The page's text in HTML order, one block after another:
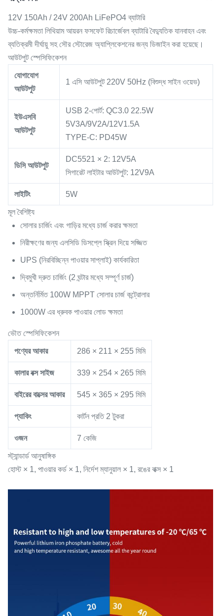
12V 150Ah / 24V 200Ah LiFePO4 ব্যাটারি
উচ্চ-কর্মক্ষমতা লিথিয়াম আয়রন ফসফেট রিচার্জেবল ব্যাটারি বৈদ্যুতিক যানবাহন এবং
ব্যতিক্রমী দীর্ঘায়ু সহ সৌর স্টোরেজ অ্যাপ্লিকেশনের জন্য ডিজাইন করা হয়েছে।
আউটপুট স্পেসিফিকেশন
যোগাযোগ
আউটপুট
1 এসি আউটপুট 220V 50Hz (বিশুদ্ধ সাইন ওয়েভ)
ইউএসবি
আউটপুট
USB 2-পোর্ট: QC3.0 22.5W
5V3A/9V2A/12V1.5A
TYPE-C: PD45W
ডিসি আউটপুট
DC5521 × 2: 12V5A
সিগারেট লাইটার আউটপুট: 12V9A
লাইটিং 5W
মূল বৈশিষ্ট্য
সোলার চার্জিং এবং গাড়ির মধ্যে চার্জ করার ক্ষমতা
নিরীক্ষণের জন্য এলসিডি ডিসপ্লে স্ক্রিন দিয়ে সজ্জিত
UPS (নিরবিচ্ছিন্ন পাওয়ার সাপ্লাই) কার্যকারিতা
দ্বিমুখী দ্রুত চার্জিং (2 ঘন্টার মধ্যে সম্পূর্ণ চার্জ)
অন্তর্নির্মিত 100W MPPT সোলার চার্জ কন্ট্রোলার
1000W এর ধ্রুবক পাওয়ার লোড ক্ষমতা
ভৌত স্পেসিফিকেশন
পণ্যের আকার 286 × 211 × 255 মিমি
কালার বক্স সাইজ 339 × 254 × 265 মিমি
বাইরের বাক্সের আকার 545 × 365 × 295 মিমি
প্যাকিং কার্টন প্রতি 2 টুকরা
ওজন 7 কেজি
স্ট্যান্ডার্ড আনুষাঙ্গিক
হোস্ট × 1, পাওয়ার কর্ড × 1, নির্দেশ ম্যানুয়াল × 1, রঙের বাক্স × 1